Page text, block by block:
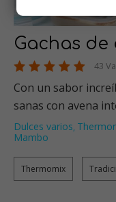
Gachas
43
Con un sabor
sanas con avena
Dulces varios,
Mambo
Thermomix